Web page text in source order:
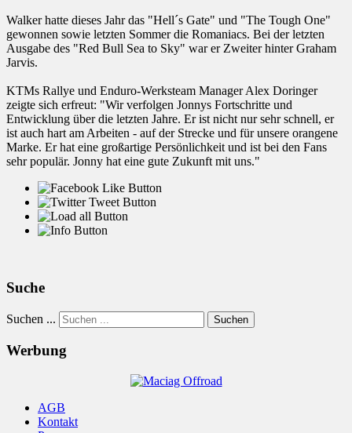
Walker hatte dieses Jahr das "Hell´s Gate" und "The Tough One"
gewonnen sowie letzten Sommer die Romaniacs. Bei der letzten
Ausgabe des "Red Bull Sea to Sky" war er Zweiter hinter Graham
Jarvis.
KTMs Rallye und Enduro-Werksteam Manager Alex Doringer
zeigte sich erfreut: "Wir verfolgen Jonnys Fortschritte und
Entwicklung über die letzten Jahre. Er ist nicht nur sehr schnell, er
ist auch hart am Arbeiten - auf der Strecke und für unsere orangene
Marke. Er hat eine großartige Persönlichkeit und ist bei den Fans
sehr populär. Jonny hat eine gute Zukunft mit uns."
Suche
Suchen ... Suchen
Werbung
AGB
Kontakt